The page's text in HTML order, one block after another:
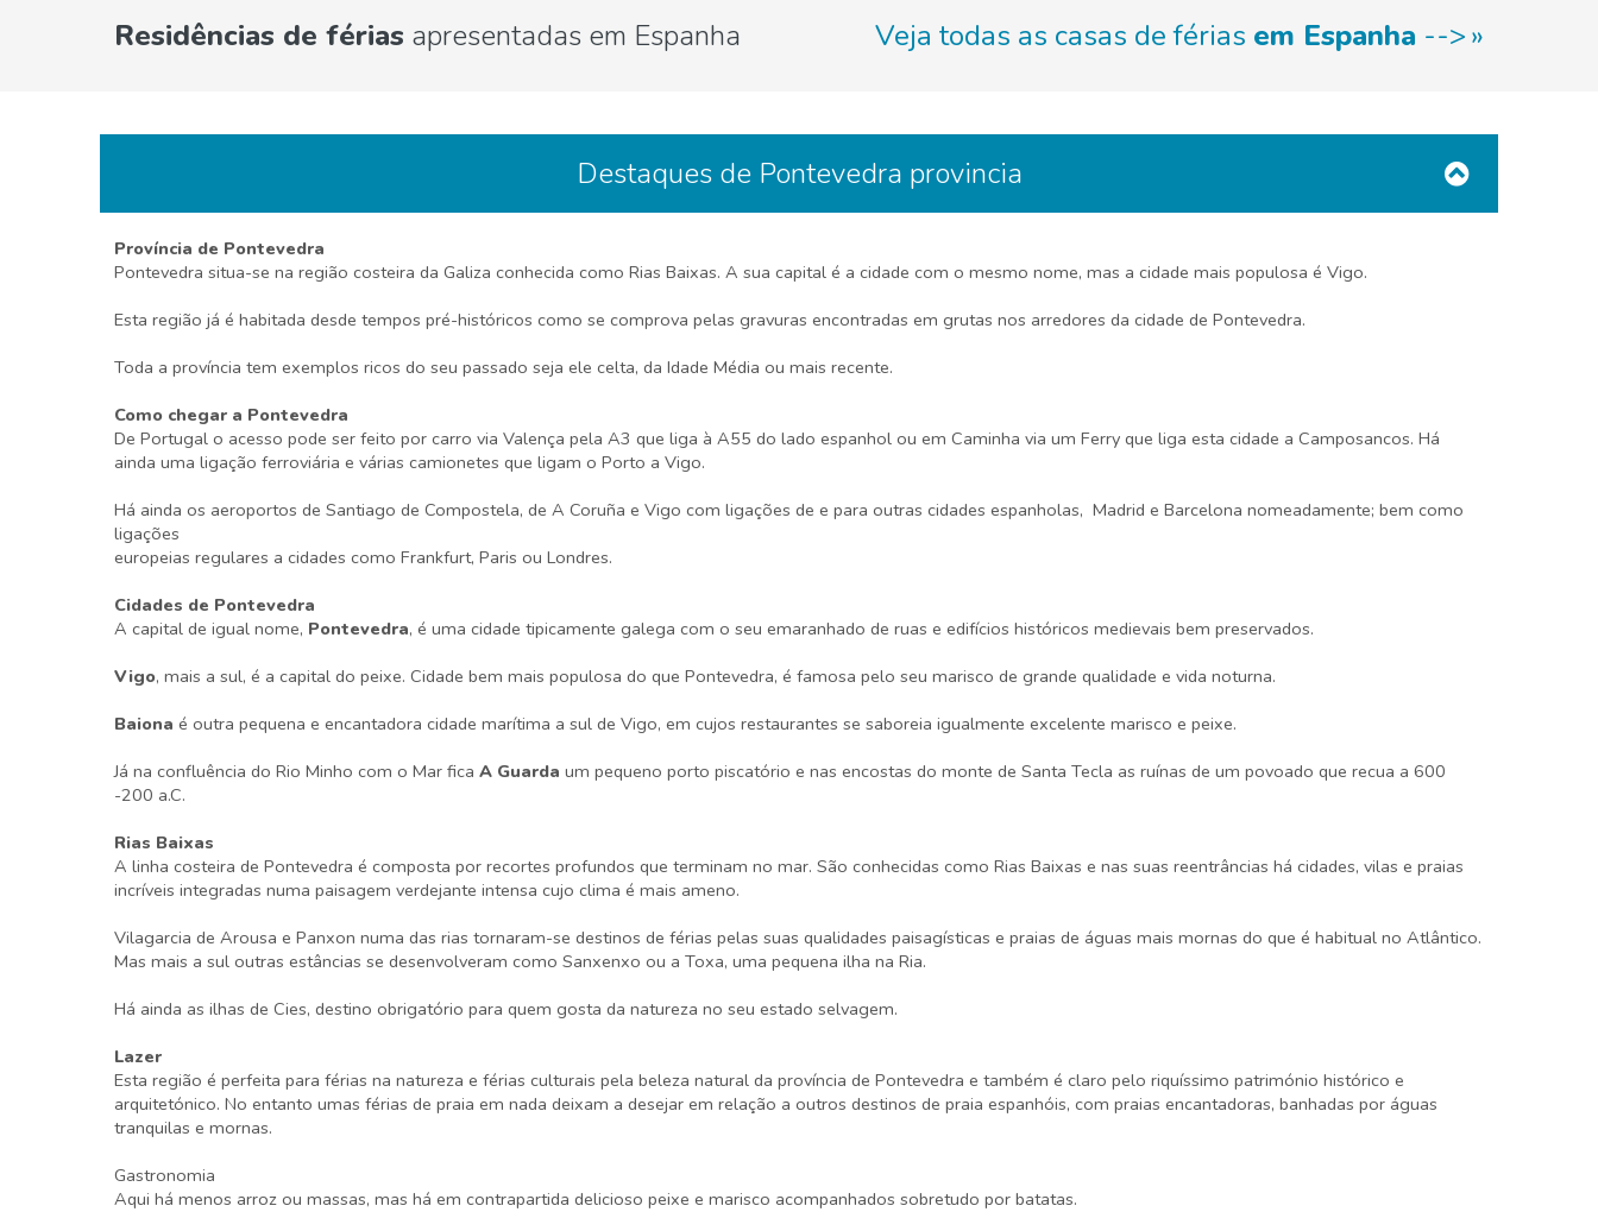
Residências de férias apresentadas em Espanha Veja todas as casas de férias em Espanha -->
Destaques de Pontevedra provincia
Província de Pontevedra
Pontevedra situa-se na região costeira da Galiza conhecida como Rias Baixas. A sua capital é a cidade com o mesmo nome, mas a cidade mais populosa é Vigo.
Esta região já é habitada desde tempos pré-históricos como se comprova pelas gravuras encontradas em grutas nos arredores da cidade de Pontevedra.
Toda a província tem exemplos ricos do seu passado seja ele celta, da Idade Média ou mais recente.
Como chegar a Pontevedra
De Portugal o acesso pode ser feito por carro via Valença pela A3 que liga à A55 do lado espanhol ou em Caminha via um Ferry que liga esta cidade a Camposancos. Há
ainda uma ligação ferroviária e várias camionetes que ligam o Porto a Vigo.
Há ainda os aeroportos de Santiago de Compostela, de A Coruña e Vigo com ligações de e para outras cidades espanholas, Madrid e Barcelona nomeadamente; bem como
ligações
europeias regulares a cidades como Frankfurt, Paris ou Londres.
Cidades de Pontevedra
A capital de igual nome, Pontevedra, é uma cidade tipicamente galega com o seu emaranhado de ruas e edifícios históricos medievais bem preservados.
Vigo, mais a sul, é a capital do peixe. Cidade bem mais populosa do que Pontevedra, é famosa pelo seu marisco de grande qualidade e vida noturna.
Baiona é outra pequena e encantadora cidade marítima a sul de Vigo, em cujos restaurantes se saboreia igualmente excelente marisco e peixe.
Já na confluência do Rio Minho com o Mar fica A Guarda um pequeno porto piscatório e nas encostas do monte de Santa Tecla as ruínas de um povoado que recua a 600
-200 a.C.
Rias Baixas
A linha costeira de Pontevedra é composta por recortes profundos que terminam no mar. São conhecidas como Rias Baixas e nas suas reentrâncias há cidades, vilas e praias
incríveis integradas numa paisagem verdejante intensa cujo clima é mais ameno.
Vilagarcia de Arousa e Panxon numa das rias tornaram-se destinos de férias pelas suas qualidades paisagísticas e praias de águas mais mornas do que é habitual no Atlântico.
Mas mais a sul outras estâncias se desenvolveram como Sanxenxo ou a Toxa, uma pequena ilha na Ria.
Há ainda as ilhas de Cies, destino obrigatório para quem gosta da natureza no seu estado selvagem.
Lazer
Esta região é perfeita para férias na natureza e férias culturais pela beleza natural da província de Pontevedra e também é claro pelo riquíssimo património histórico e
arquitetónico. No entanto umas férias de praia em nada deixam a desejar em relação a outros destinos de praia espanhóis, com praias encantadoras, banhadas por águas
tranquilas e mornas.
Gastronomia
Aqui há menos arroz ou massas, mas há em contrapartida delicioso peixe e marisco acompanhados sobretudo por batatas.